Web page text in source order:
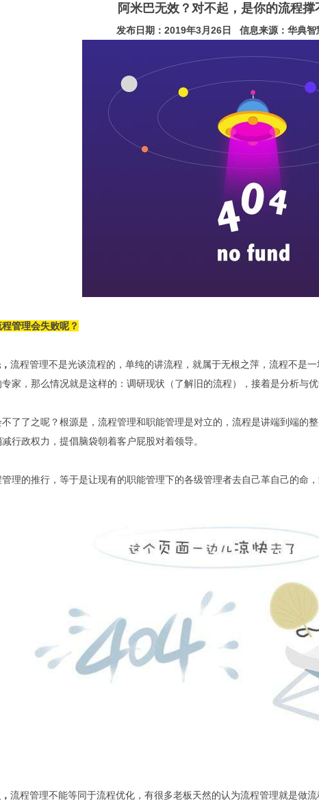
阿米巴无效？对不起，是你的流程撑
发布日期：2019年3月26日 信息来源：华典
管理会失败呢？
流程管理不是光谈流程的，单纯的讲流程，就属于无根之萍，流程不是
家，那么情况就是这样的：调研现状（了解旧的流程），接着是分析与
了了之呢？根源是，流程管理和职能管理是对立的，流程是讲端到端的
行政权力，提倡脑袋朝着客户屁股对着领导。
理的推行，等于是让现有的职能管理下的各级管理者去自己革自己的命，
流程管理不能等同于流程优化，有很多老板天然的认为流程管理就是做